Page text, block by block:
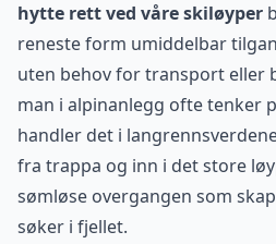
hytte rett ved våre skiløyper
reneste form umiddelbar
uten behov for transport eller
man i alpinanlegg ofte tenker
handler det i
fra trappa og inn i det store
sømløse overgangen som
søker i fjellet.